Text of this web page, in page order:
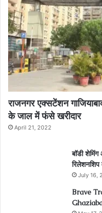
राजनगर एक्सटेंशन
के जाल में फंसे खरीदार
April 21, 2022
बॉडी
July 16,
Brave